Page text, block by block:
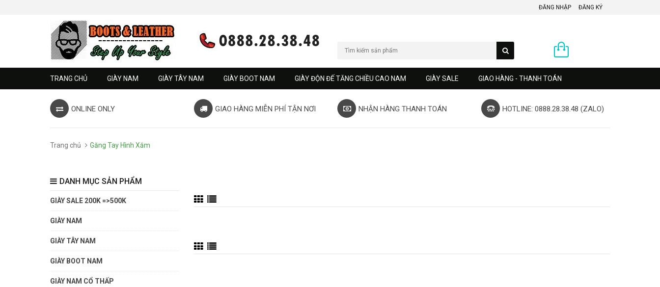
ĐĂNG NHẬP ĐĂNG KÝ
TRANG CHỦ GIÀY NAM GIÀY TÂY NAM GIÀY BOOT NAM GIÀY ĐỘN ĐẾ TĂNG CHIỀU CAO NAM GIÀY SALE GIAO HÀNG - THANH TOÁN
ONLINE ONLY GIAO HÀNG MIỄN PHÍ TẬN NƠI NHẬN HÀNG THANH TOÁN HOTLINE: 0888.28.38.48 (ZALO)
Trang chủ Găng Tay Hình Xăm
DANH MỤC SẢN PHẨM
GIÀY SALE 200K =>500K
GIÀY NAM
GIÀY TÂY NAM
GIÀY BOOT NAM
GIÀY NAM CỔ THẤP